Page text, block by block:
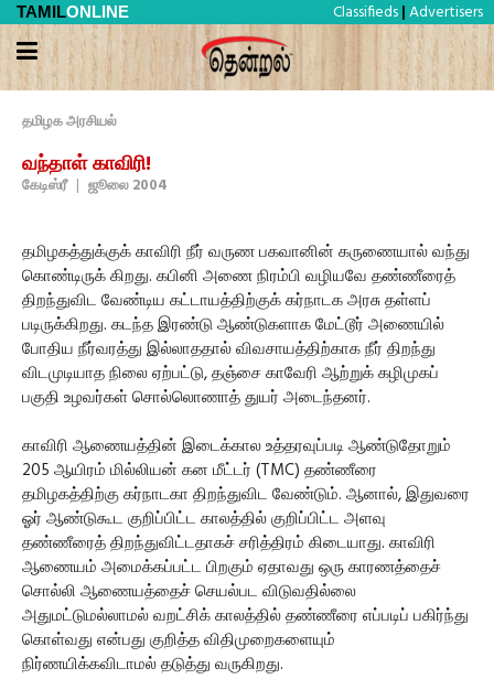
TAMILONLINE Classifieds | Advertisers
தமிழக அரசியல்
வந்தாள் காவிரி!
கேடிஸ்ரீ | ஜூலை 2004
தமிழகத்துக்குக் காவிரி நீர் வருண பகவானின் கருணையால் வந்து
கொண்டிருக் கிறது. கபினி அணை நிரம்பி வழியவே தண்ணீரைத்
திறந்துவிட வேண்டிய கட்டாயத்திற்குக் கர்நாடக அரசு தள்ளப்
படிருக்கிறது. கடந்த இரண்டு ஆண்டுகளாக மேட்டூர் அணையில்
போதிய நீர்வரத்து இல்லாததால் விவசாயத்திற்காக நீர் திறந்து
விடமுடியாத நிலை ஏற்பட்டு, தஞ்சை காவேரி ஆற்றுக் கழிமுகப்
பகுதி உழவர்கள் சொல்லொணாத் துயர் அடைந்தனர்.
காவிரி ஆணையத்தின் இடைக்கால உத்தரவுப்படி ஆண்டுதோறும்
205 ஆயிரம் மில்லியன் கன மீட்டர் (TMC) தண்ணீரை
தமிழகத்திற்கு கர்நாடகா திறந்துவிட வேண்டும். ஆனால், இதுவரை
ஓர் ஆண்டுகூட குறிப்பிட்ட காலத்தில் குறிப்பிட்ட அளவு
தண்ணீரைத் திறந்துவிட்டதாகச் சரித்திரம் கிடையாது. காவிரி
ஆணையம் அமைக்கப்பட்ட பிறகும் ஏதாவது ஒரு காரணத்தைச்
சொல்லி ஆணையத்தைச் செயல்பட விடுவதில்லை
அதுமட்டுமல்லாமல் வறட்சிக் காலத்தில் தண்ணீரை எப்படிப் பகிர்ந்து
கொள்வது என்பது குறித்த விதிமுறைகளையும்
நிர்ணயிக்கவிடாமல் தடுத்து வருகிறது.